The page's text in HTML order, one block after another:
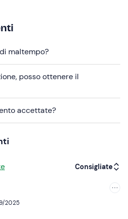
nella e-mail di conferma della
raggiungibile con i mezzi
unparcheggio gratuito.
maltempo?
posso ottenere il
accettate?
Consigliate
2025